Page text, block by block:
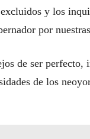
y los
por
de ser perfecto,
de los